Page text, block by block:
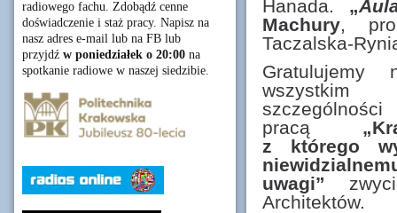
radiowego fachu. Zdobądź cenne
doświadczenie i staż pracy. Napisz na
nasz adres e-mail lub na FB lub
przyjdź w poniedziałek o 20:00 na
spotkanie radiowe w naszej siedzibie.
Hanada. „
Machury,
Taczalska-
Gratulujemy
pracą
z którego
uwagi”
Architektów.